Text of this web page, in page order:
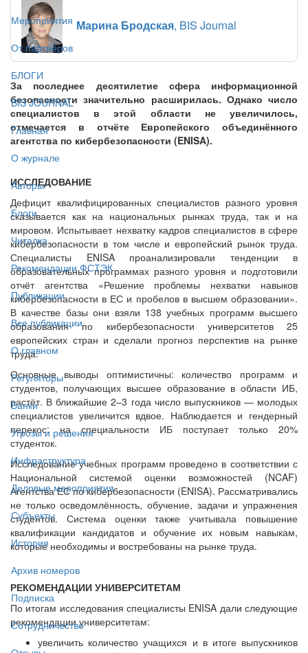
Мероприятия
От партнёров
БЛОГИ
BIS JOURNAL
Главная
О журнале
Авторы
Блоги
Читалка
Рекомендации ФСТЭК
Публикации
Все публикации
О главном
Регуляторы
Банки
Угрозы и решения
Инфраструктура
Деловые мероприятия
Субъекты
История
Архив номеров
Подписка
Сотрудничество
Марина Бродская, BIS Journal
За последнее десятилетие сфера информационной
безопасности значительно расширилась. Однако число
специалистов в этой области не увеличилось,
отмечается в отчёте Европейского объединённого
агентства по кибербезопасности (ENISA).
ИССЛЕДОВАНИЕ
Дефицит квалифицированных специалистов разного уровня
сказывается как на национальных рынках труда, так и на
мировом. Испытывает нехватку кадров специалистов в сфере
кибербезопасности в том числе и европейский рынок труда.
Специалисты ENISA проанализировали тенденции в
образовательных программах разного уровня и подготовили
отчёт агентства «Решение проблемы нехватки навыков
кибербезопасности в ЕС и пробелов в высшем образовании».
В качестве базы они взяли 138 учебных программ высшего
образования по кибербезопасности университетов 25
европейских стран и сделали прогноз перспектив на рынке
труда.
Основные выводы оптимистичны: количество программ и
студентов, получающих высшее образование в области ИБ,
растёт. В ближайшие 2–3 года число выпускников — молодых
специалистов увеличится вдвое. Наблюдается и гендерный
перекос: на специальности ИБ поступает только 20%
студенток.
Исследование учебных программ проведено в соответствии с
Национальной системой оценки возможностей (NCAF)
Агентства ЕС по кибербезопасности (ENISA). Рассматривались
не только осведомлённость, обучение, задачи и упражнения
студентов. Система оценки также учитывала повышение
квалификации кандидатов и обучение их новым навыкам,
которые необходимы и востребованы на рынке труда.
РЕКОМЕНДАЦИИ УНИВЕРСИТЕТАМ
По итогам исследования специалисты ENISA дали следующие
рекомендации университетам:
увеличить количество учащихся и в итоге выпускников